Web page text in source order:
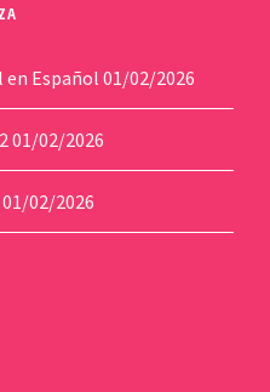
en Español 01/02/2026
01/02/2026
01/02/2026